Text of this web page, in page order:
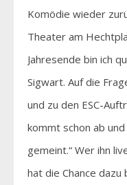
Komödie wieder
Theater am
Jahresende bin ich
Sigwart. Auf die
und zu den ESC-
kommt schon ab
gemeint.“ Wer ihn
hat die Chance dazu